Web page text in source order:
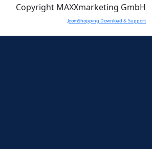
Copyright MAXXmarketing GmbH
JoomShopping Download & Support